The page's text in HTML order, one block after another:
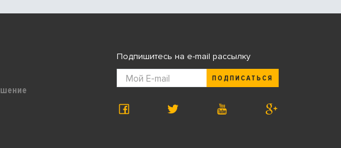
Подпишитесь на e-mail рассылку
ПОДПИСАТЬСЯ